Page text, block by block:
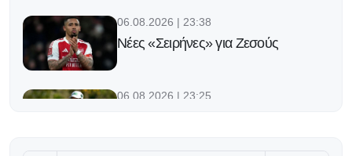
06.08.2026 | 23:38
Νέες «Σειρήνες» για Ζεσούς
06.08.2026 | 23:25